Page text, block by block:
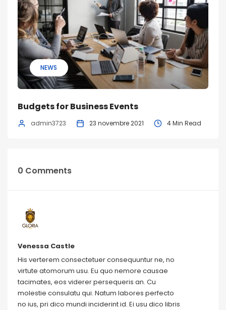
NEWS
Budgets for Business Events
admin3723 23 novembre 2021 4 Min Read
0 Comments
Venessa Castle
His verterem consectetuer consequuntur ne, no
virtute atomorum usu. Eu quo nemore causae
tacimates, eos viderer persequeris an. Cu
molestie consulatu qui. Natum labores perfecto
no ius, pri dico mundi inciderint id. Ei usu dico libris